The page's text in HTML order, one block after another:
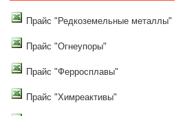
Прайс "Редкоземельные металлы"
Прайс "Огнеупоры"
Прайс "Ферросплавы"
Прайс "Химреактивы"